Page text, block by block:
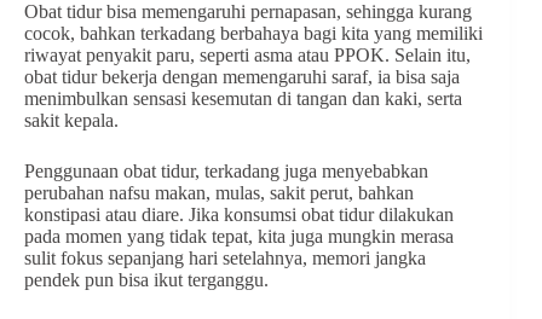
Obat tidur bisa memengaruhi pernapasan, sehingga kurang
cocok, bahkan terkadang berbahaya bagi kita yang memiliki
riwayat penyakit paru, seperti asma atau PPOK. Selain itu,
obat tidur bekerja dengan memengaruhi saraf, ia bisa saja
menimbulkan sensasi kesemutan di tangan dan kaki, serta
sakit kepala.
Penggunaan obat tidur, terkadang juga menyebabkan
perubahan nafsu makan, mulas, sakit perut, bahkan
konstipasi atau diare. Jika konsumsi obat tidur dilakukan
pada momen yang tidak tepat, kita juga mungkin merasa
sulit fokus sepanjang hari setelahnya, memori jangka
pendek pun bisa ikut terganggu.